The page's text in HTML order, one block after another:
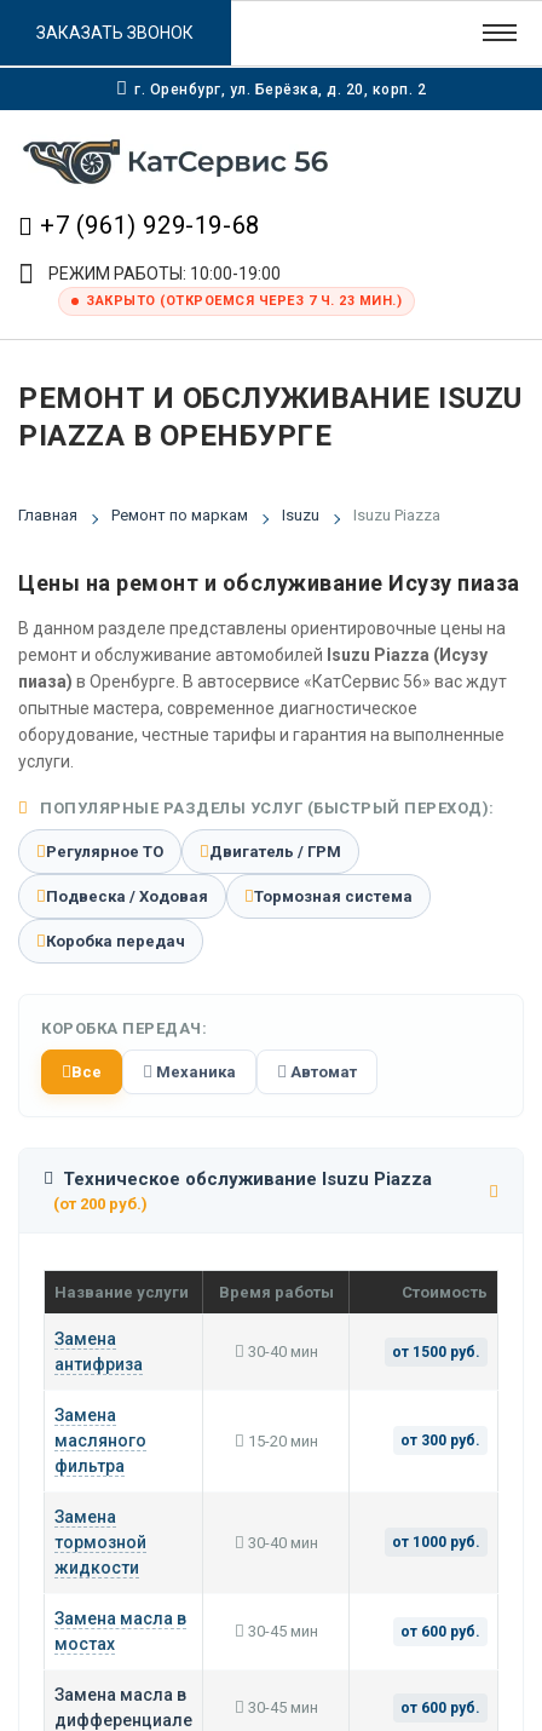
г. Оренбург, ул. Берёзка, д. 20, корп. 2
+7 (961) 929-19-68
РЕЖИМ РАБОТЫ: 10:00-19:00
ЗАКРЫТО (ОТКРОЕМСЯ ЧЕРЕЗ 7 Ч. 23 МИН.)
ЗАКАЗАТЬ ЗВОНОК
РЕМОНТ И ОБСЛУЖИВАНИЕ ISUZU
PIAZZA В ОРЕНБУРГЕ
Главная Ремонт по маркам Isuzu Isuzu Piazza
Цены на ремонт и обслуживание Исузу пиаза
В данном разделе представлены ориентировочные цены на
ремонт и обслуживание автомобилей Isuzu Piazza (Исузу
пиаза) в Оренбурге. В автосервисе «КатСервис 56» вас ждут
опытные мастера, современное диагностическое
оборудование, честные тарифы и гарантия на выполненные
услуги.
ПОПУЛЯРНЫЕ РАЗДЕЛЫ УСЛУГ (БЫСТРЫЙ ПЕРЕХОД):
Регулярное ТО Двигатель / ГРМ
Подвеска / Ходовая Тормозная система
Коробка передач
КОРОБКА ПЕРЕДАЧ:
Все Механика Автомат
Техническое обслуживание Isuzu Piazza
(от 200 руб.)
Название услуги Время работы Стоимость
Замена
антифриза
30-40 мин от 1500 руб.
Замена
масляного
фильтра
15-20 мин от 300 руб.
Замена
тормозной
жидкости
30-40 мин от 1000 руб.
Замена масла в
мостах
30-45 мин от 600 руб.
Замена масла в
дифференциале
30-45 мин от 600 руб.